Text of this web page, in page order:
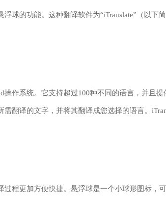
球的功能。这种翻译软件为“iTranslate”（以下简
操作系统。它支持超过100种不同的语言，并且提
翻译的文字，并将其翻译成您选择的语言。
程更加方便快捷。悬浮球是一个小球形图标，